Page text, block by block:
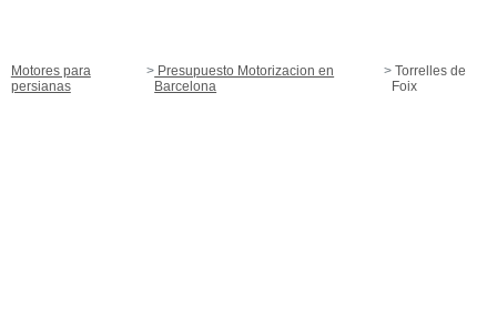
Motores para
persianas
Presupuesto Motorizacion en
Barcelona
Torrelles de
Foix